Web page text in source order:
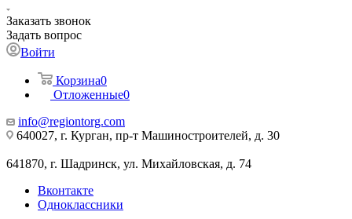
Заказать звонок
Задать вопрос
Войти
Корзина0
Отложенные0
info@regiontorg.com
640027, г. Курган, пр-т Машиностроителей, д. 30
641870, г. Шадринск, ул. Михайловская, д. 74
Вконтакте
Одноклассники